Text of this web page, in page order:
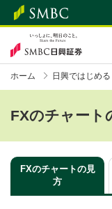
ホーム 日興ではじめる
FXのチャート
FXのチャートの見
方